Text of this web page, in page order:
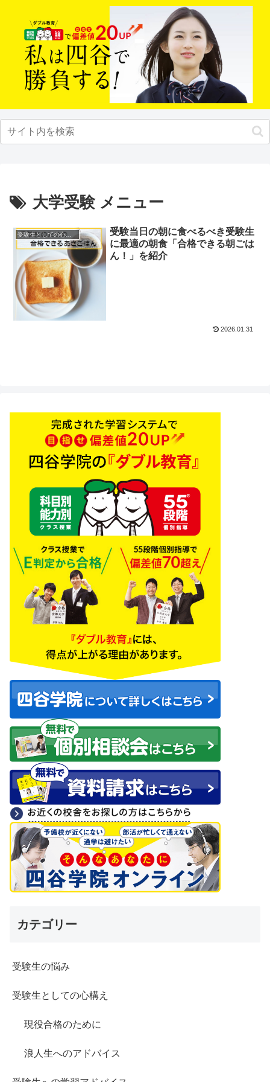
大学受験 メニュー
受験生としての心構え
受験当日の朝に食べるべき受験生
に最適の朝食「合格できる朝ごは
ん！」を紹介
2026.01.31
カテゴリー
受験生の悩み
受験生としての心構え
現役合格のために
浪人生へのアドバイス